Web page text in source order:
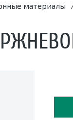
материалы